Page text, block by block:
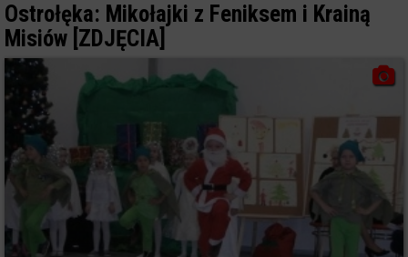
Ostrołęka: Mikołajki z Feniksem i Krainą
Misiów [ZDJĘCIA]